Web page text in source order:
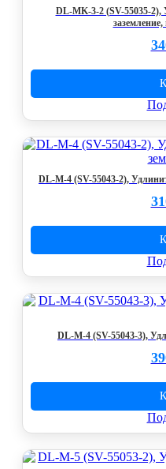
DL-MK-3-2 (SV-55035-2),
DL-M-4 (SV-55043-2),
DL-M-4 (SV-55043-3),